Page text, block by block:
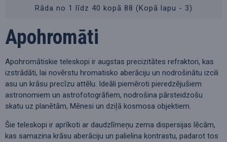
Apohromāti
Apohromātiskie teleskopi ir augstas precizitātes refraktori, kas
izstrādāti, lai novērstu hromatisko aberāciju un nodrošinātu izcili
asu un krāsu precīzu attēlu. Ideāli piemēroti pieredzējušiem
astronomiem un astrofotogrāfiem, nodrošina pārsteidzošu
skatu uz planētām, Mēnesi un dziļā kosmosa objektiem.
Šie teleskopi ir aprīkoti ar daudzlīmeņu zema dispersijas lēcām,
kas samazina krāsu aberāciju un palielina kontrastu, padarot tos
Rāda no 1 līdz 40 kopā 88 (Kopā lapu - 3)